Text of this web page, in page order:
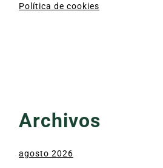
Política de cookies
Archivos
agosto 2026